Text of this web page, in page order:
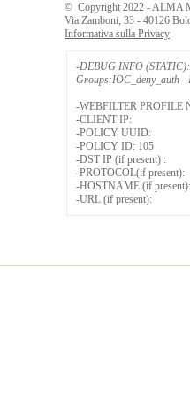
© Copyright 2022 - ALMA
Via Zamboni, 33 - 40126
Informativa sulla Privacy
-DEBUG INFO (STATIC):
Groups:IOC_deny_auth -
-WEBFILTER PROFILE
-CLIENT IP:
-POLICY UUID:
-POLICY ID: 105
-DST IP (if present) :
-PROTOCOL(if present):
-HOSTNAME (if present):
-URL (if present):